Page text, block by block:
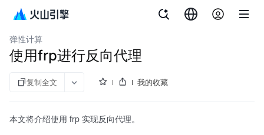
火山引擎入门实验
弹性计算
使用frp进行反向代理
复制全文 我的收藏
本文将介绍使用 frp 实现反向代理。